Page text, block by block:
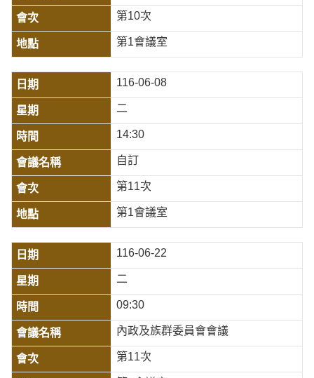
第10次
第1會議室
116-06-08
二
14:30
自訂
第11次
第1會議室
116-06-22
二
09:30
內政及族群委員會會議
第11次